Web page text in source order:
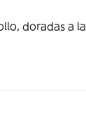
doradas a la